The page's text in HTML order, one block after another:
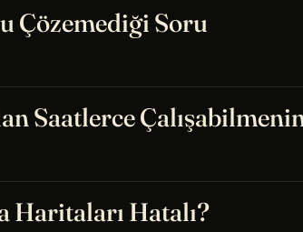
Çözemediği Soru
Saatlerce
Haritaları Hatalı?